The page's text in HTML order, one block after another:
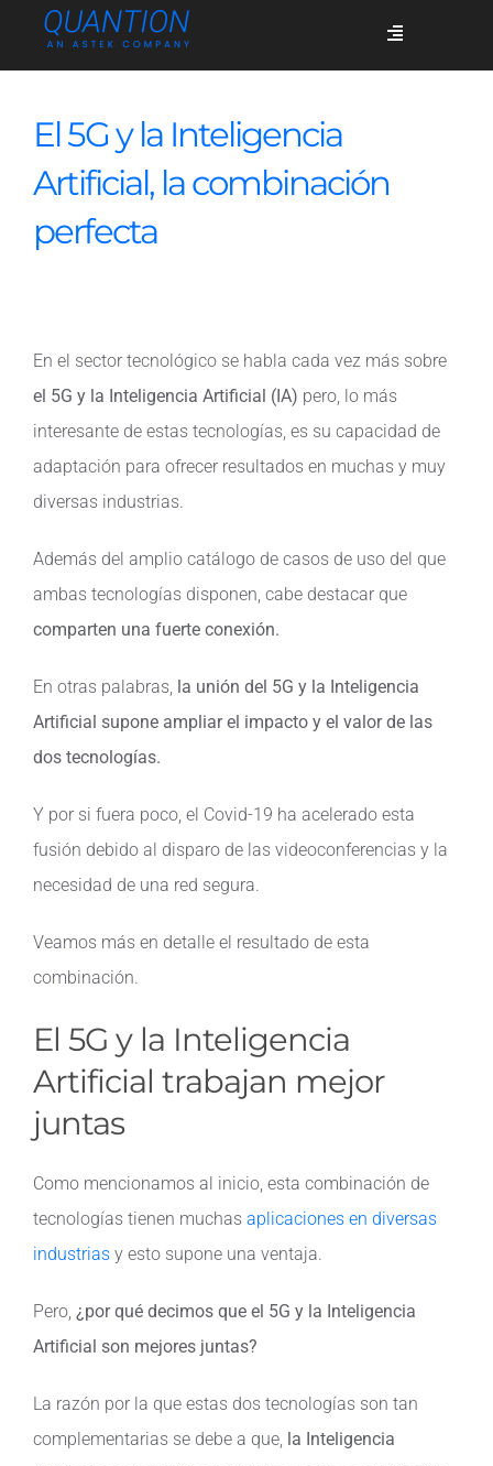
Toggle
Quiénes somos
Blog
El 5G y la Inteligencia
Artificial, la combinación
perfecta
En el sector tecnológico se habla cada vez más sobre
el 5G y la Inteligencia Artificial (IA) pero, lo más
interesante de estas tecnologías, es su capacidad de
adaptación para ofrecer resultados en muchas y muy
diversas industrias.
Además del amplio catálogo de casos de uso del que
ambas tecnologías disponen, cabe destacar que
comparten una fuerte conexión.
En otras palabras, la unión del 5G y la Inteligencia
Artificial supone ampliar el impacto y el valor de las
dos tecnologías.
Y por si fuera poco, el Covid-19 ha acelerado esta
fusión debido al disparo de las videoconferencias y la
necesidad de una red segura.
Veamos más en detalle el resultado de esta
combinación.
El 5G y la Inteligencia
Artificial trabajan mejor
juntas
Como mencionamos al inicio, esta combinación de
tecnologías tienen muchas aplicaciones en diversas
industrias y esto supone una ventaja.
Pero, ¿por qué decimos que el 5G y la Inteligencia
Artificial son mejores juntas?
La razón por la que estas dos tecnologías son tan
complementarias se debe a que, la Inteligencia